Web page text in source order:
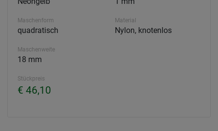
Maschenform
quadratisch
Material
Nylon, knotenlos
Maschenweite
18 mm
Stückpreis
€ 46,10